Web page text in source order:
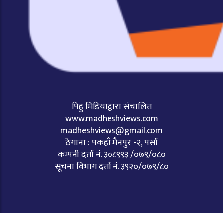
पिहु मिडियाद्वारा संचालित
www.madheshviews.com
madheshviews@gmail.com
ठेगाना : पकहाँ मैनपुर -२, पर्सा
कम्पनी दर्ता नं. ३०८९९३ /०७९/०८०
सूचना विभाग दर्ता नं. ३९२०/०७९/८०